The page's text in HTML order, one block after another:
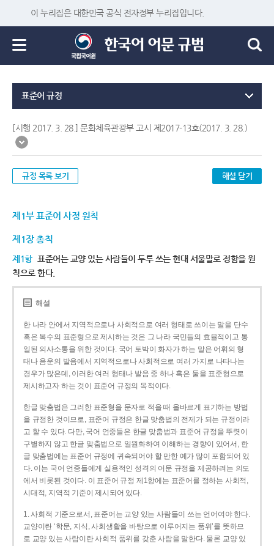
이 누리집은 대한민국 공식 전자정부 누리집입니다.
표준어 규정
[시행 2017. 3. 28.] 문화체육관광부 고시 제2017-13호(2017. 3. 28.)
규정 목록 보기 해설 닫기
제1부 표준어 사정 원칙
제1장 총칙
제1항 표준어는 교양 있는 사람들이 두루 쓰는 현대 서울말로 정함을 원
칙으로 한다.
해설
한 나라 안에서 지역적으로나 사회적으로 여러 형태로 쓰이는 말을 단수
혹은 복수의 표준형으로 제시하는 것은 그 나라 국민들의 효율적이고 통
일된 의사소통을 위한 것이다. 국어 토박이 화자가 하는 말은 어휘의 형
태나 음운의 발음에서 지역적으로나 사회적으로 여러 가지로 나타나는
경우가 많은데, 이러한 여러 형태나 발음 중 하나 혹은 둘을 표준형으로
제시하고자 하는 것이 표준어 규정의 목적이다.
한글 맞춤법은 그러한 표준형을 문자로 적을 때 올바르게 표기하는 방법
을 규정한 것이므로, 표준어 규정은 한글 맞춤법의 전제가 되는 규정이라
고 할 수 있다. 다만, 국어 언중들은 한글 맞춤법과 표준어 규정을 뚜렷이
구별하지 않고 한글 맞춤법으로 일원화하여 이해하는 경향이 있어서, 한
글 맞춤법에는 표준어 규정에 귀속되어야 할 만한 예가 많이 포함되어 있
다. 이는 국어 언중들에게 실용적인 성격의 어문 규정을 제공하려는 의도
에서 비롯된 것이다. 이 표준어 규정 제1항에는 표준어를 정하는 사회적,
시대적, 지역적 기준이 제시되어 있다.
1. 사회적 기준으로서, 표준어는 교양 있는 사람들이 쓰는 언어여야 한다.
교양이란 ‘학문, 지식, 사회생활을 바탕으로 이루어지는 품위’를 뜻하므
로 교양 있는 사람이란 사회적 품위를 갖춘 사람을 말한다. 물론 교양 있